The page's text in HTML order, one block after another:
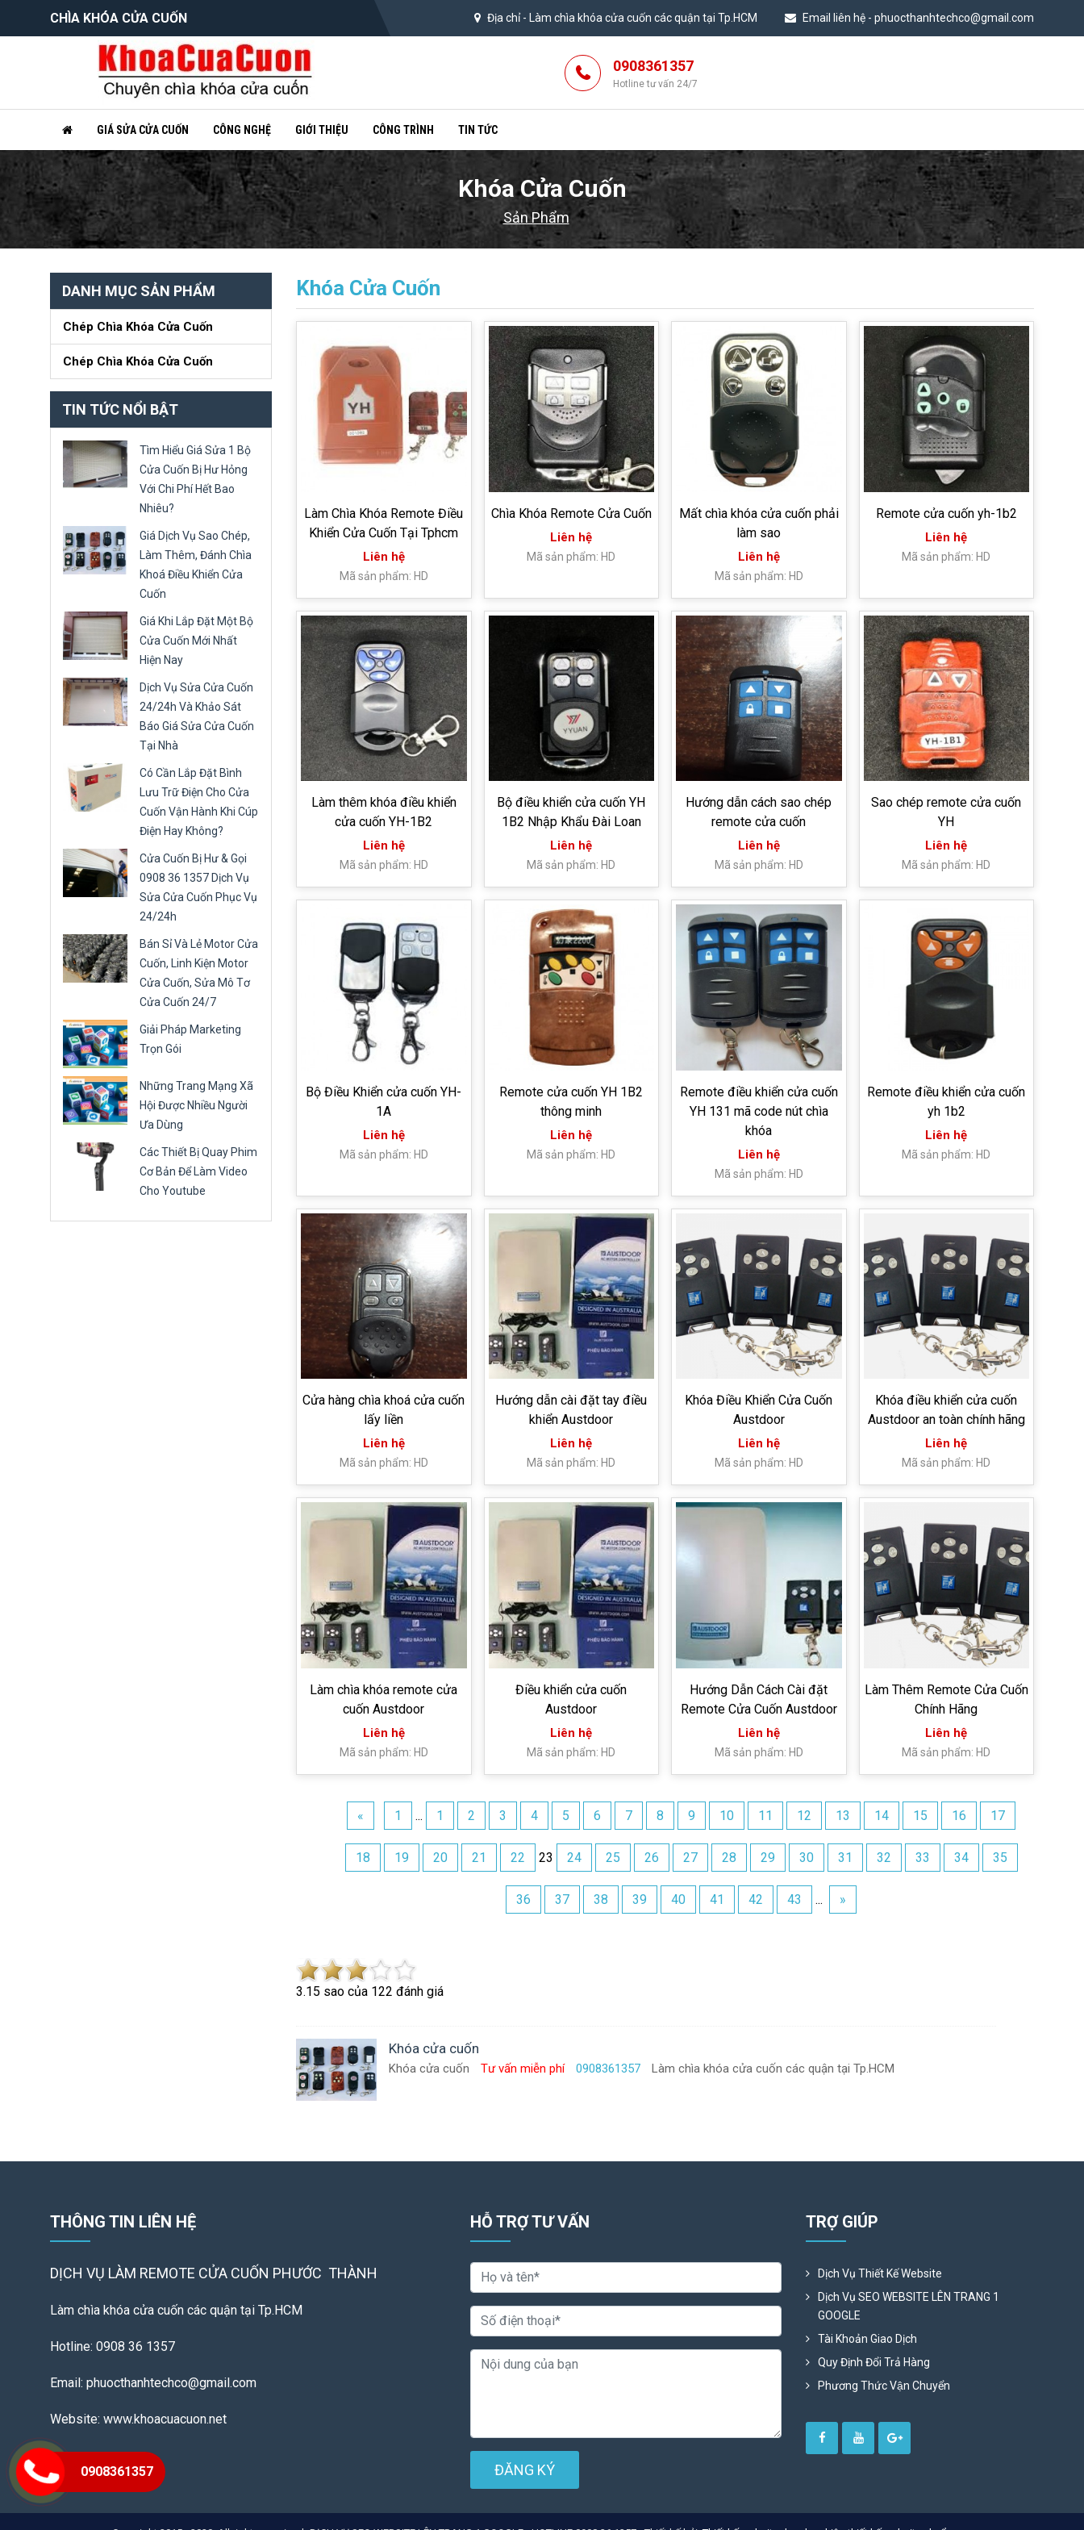
CHÌA KHÓA CỬA CUỐN Địa chỉ - Làm chìa khóa cửa cuốn các quận tại Tp.HCM Email liên hệ - phuocthanhtechco@gmail.com
0908361357
Hotline tư vấn 24/7
GIÁ SỬA CỬA CUỐN CÔNG NGHỆ GIỚI THIỆU CÔNG TRÌNH TIN TỨC
Khóa Cửa Cuốn
Sản Phẩm
DANH MỤC SẢN PHẨM
Chép Chìa Khóa Cửa Cuốn
Chép Chìa Khóa Cửa Cuốn
TIN TỨC NỔI BẬT
Tìm Hiểu Giá Sửa 1 Bộ
Cửa Cuốn Bị Hư Hỏng
Với Chi Phí Hết Bao
Nhiêu?
Giá Dịch Vụ Sao Chép,
Làm Thêm, Đánh Chìa
Khoá Điều Khiển Cửa
Cuốn
Giá Khi Lắp Đặt Một Bộ
Cửa Cuốn Mới Nhất
Hiện Nay
Dịch Vụ Sửa Cửa Cuốn
24/24h Và Khảo Sát
Báo Giá Sửa Cửa Cuốn
Tại Nhà
Có Cần Lắp Đặt Bình
Lưu Trữ Điện Cho Cửa
Cuốn Vận Hành Khi Cúp
Điện Hay Không?
Cửa Cuốn Bị Hư & Gọi
0908 36 1357 Dịch Vụ
Sửa Cửa Cuốn Phục Vụ
24/24h
Bán Sỉ Và Lẻ Motor Cửa
Cuốn, Linh Kiện Motor
Cửa Cuốn, Sửa Mô Tơ
Cửa Cuốn 24/7
Giải Pháp Marketing
Trọn Gói
Những Trang Mạng Xã
Hội Được Nhiều Người
Ưa Dùng
Các Thiết Bị Quay Phim
Cơ Bản Để Làm Video
Cho Youtube
Khóa Cửa Cuốn
Làm Chìa Khóa Remote Điều
Khiển Cửa Cuốn Tại Tphcm
Liên hệ
Mã sản phẩm: HD
Chìa Khóa Remote Cửa Cuốn
Liên hệ
Mã sản phẩm: HD
Mất chìa khóa cửa cuốn phải
làm sao
Liên hệ
Mã sản phẩm: HD
Remote cửa cuốn yh-1b2
Liên hệ
Mã sản phẩm: HD
Làm thêm khóa điều khiển
cửa cuốn YH-1B2
Liên hệ
Mã sản phẩm: HD
Bộ điều khiển cửa cuốn YH
1B2 Nhập Khẩu Đài Loan
Liên hệ
Mã sản phẩm: HD
Hướng dẫn cách sao chép
remote cửa cuốn
Liên hệ
Mã sản phẩm: HD
Sao chép remote cửa cuốn
YH
Liên hệ
Mã sản phẩm: HD
Bộ Điều Khiển cửa cuốn YH-
1A
Liên hệ
Mã sản phẩm: HD
Remote cửa cuốn YH 1B2
thông minh
Liên hệ
Mã sản phẩm: HD
Remote điều khiển cửa cuốn
YH 131 mã code nút chìa
khóa
Liên hệ
Mã sản phẩm: HD
Remote điều khiển cửa cuốn
yh 1b2
Liên hệ
Mã sản phẩm: HD
Cửa hàng chìa khoá cửa cuốn
lấy liền
Liên hệ
Mã sản phẩm: HD
Hướng dẫn cài đặt tay điều
khiển Austdoor
Liên hệ
Mã sản phẩm: HD
Khóa Điều Khiển Cửa Cuốn
Austdoor
Liên hệ
Mã sản phẩm: HD
Khóa điều khiển cửa cuốn
Austdoor an toàn chính hãng
Liên hệ
Mã sản phẩm: HD
Làm chìa khóa remote cửa
cuốn Austdoor
Liên hệ
Mã sản phẩm: HD
Điều khiển cửa cuốn
Austdoor
Liên hệ
Mã sản phẩm: HD
Hướng Dẫn Cách Cài đặt
Remote Cửa Cuốn Austdoor
Liên hệ
Mã sản phẩm: HD
Làm Thêm Remote Cửa Cuốn
Chính Hãng
Liên hệ
Mã sản phẩm: HD
« 1 ... 1 2 3 4 5 6 7 8 9 10 11 12 13 14 15 16 17
18 19 20 21 22 23 24 25 26 27 28 29 30 31 32 33 34 35
36 37 38 39 40 41 42 43 ... »
3.15 sao của 122 đánh giá
Khóa cửa cuốn
Khóa cửa cuốn Tư vấn miễn phí 0908361357 Làm chìa khóa cửa cuốn các quận tại Tp.HCM
THÔNG TIN LIÊN HỆ
DỊCH VỤ LÀM REMOTE CỬA CUỐN PHƯỚC THÀNH
Làm chìa khóa cửa cuốn các quận tại Tp.HCM
Hotline: 0908 36 1357
Email: phuocthanhtechco@gmail.com
Website: www.khoacuacuon.net
HỖ TRỢ TƯ VẤN
ĐĂNG KÝ
TRỢ GIÚP
Dịch Vụ Thiết Kế Website
Dịch Vụ SEO WEBSITE LÊN TRANG 1
GOOGLE
Tài Khoản Giao Dịch
Quy Định Đổi Trả Hàng
Phương Thức Vận Chuyển
0908361357